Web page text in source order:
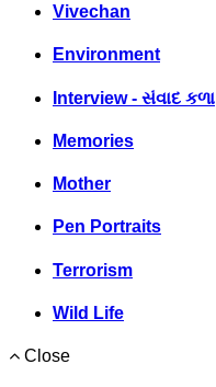
Vivechan
Environment
Interview - સંવાદ કળા
Memories
Mother
Pen Portraits
Terrorism
Wild Life
Close